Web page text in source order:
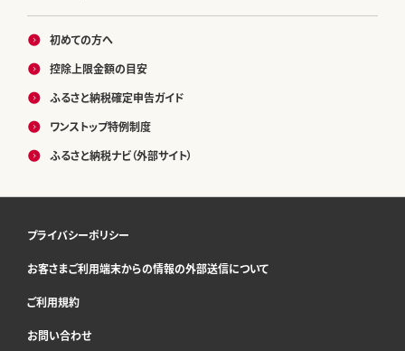
初めての方へ
控除上限金額の目安
ふるさと納税確定申告ガイド
ワンストップ特例制度
ふるさと納税ナビ（外部サイト）
プライバシーポリシー
お客さまご利用端末からの情報の外部送信について
ご利用規約
お問い合わせ